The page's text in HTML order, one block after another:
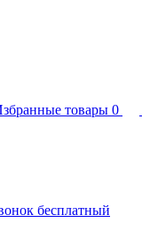
товары 0
бесплатный